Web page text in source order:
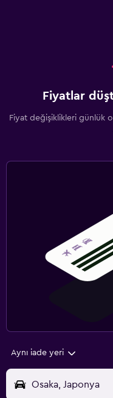
Fiyatlar
Fiyat değişiklikleri günlük
Aynı iade yeri
Osaka, Japonya